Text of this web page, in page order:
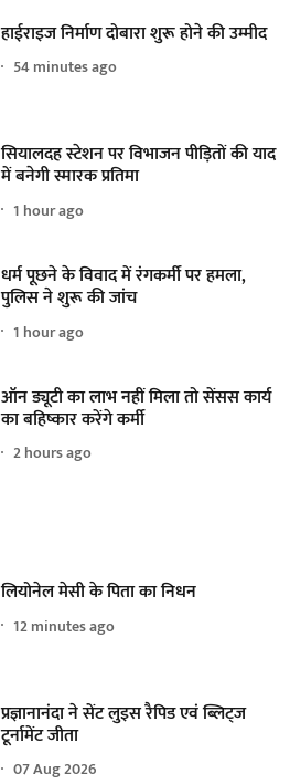
हाईराइज निर्माण दोबारा शुरू होने की उम्मीद
54 minutes ago
सियालदह स्टेशन पर विभाजन पीड़ितों की याद
में बनेगी स्मारक प्रतिमा
1 hour ago
धर्म पूछने के विवाद में रंगकर्मी पर हमला,
पुलिस ने शुरू की जांच
1 hour ago
ऑन ड्यूटी का लाभ नहीं मिला तो सेंसस कार्य
का बहिष्कार करेंगे कर्मी
2 hours ago
लियोनेल मेसी के पिता का निधन
12 minutes ago
प्रज्ञानानंदा ने सेंट लुइस रैपिड एवं ब्लिट्ज
टूर्नामेंट जीता
07 Aug 2026